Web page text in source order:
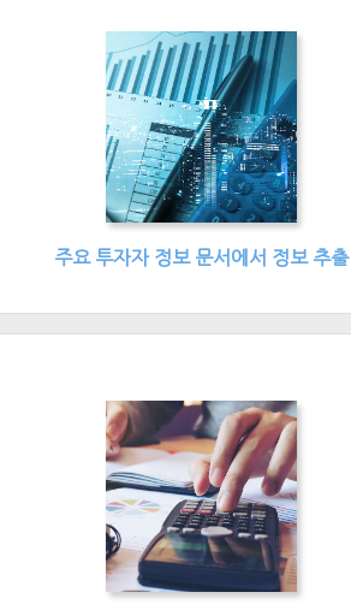
주요 투자자 정보 문서에서 정보 추출